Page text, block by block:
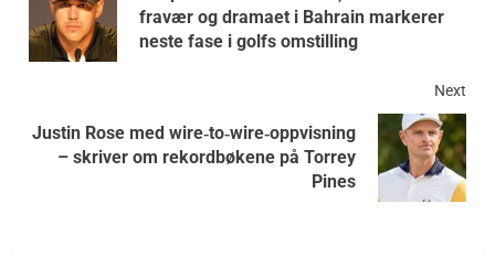
fravær og dramaet i Bahrain markerer
neste fase i golfs omstilling
Next
Justin Rose med wire‑to‑wire‑oppvisning
– skriver om rekordbøkene på Torrey
Pines